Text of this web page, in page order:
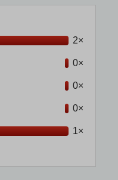
2×
0×
0×
0×
1×